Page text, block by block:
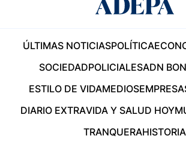
ÚLTIMAS NOTICIASPOLÍTICA
SOCIEDADPOLICIALESADN
ESTILO DE VIDAMEDIOS
DIARIO EXTRAVIDA Y SALUD HOY
TRANQUERAHISTORIA